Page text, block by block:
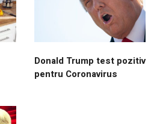
Donald Trump test pozitiv
pentru Coronavirus